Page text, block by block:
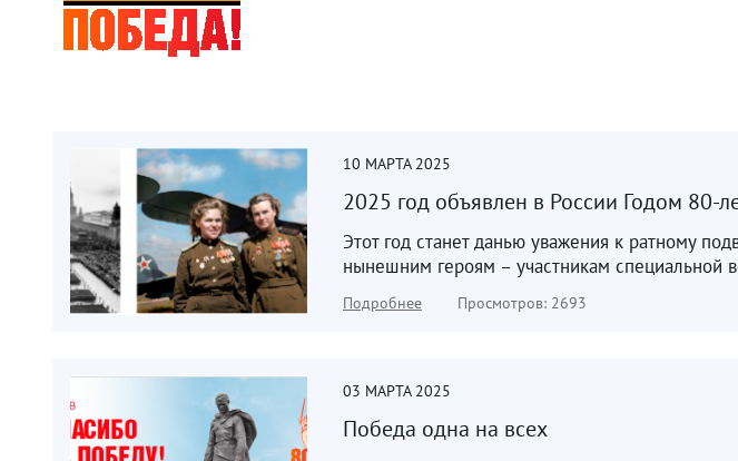
10 МАРТА 2025
2025 год объявлен в России Годом 80-
Этот год станет данью уважения к ратному
нынешним героям – участникам специальной
Подробнее Просмотров: 2693
03 МАРТА 2025
Победа одна на всех